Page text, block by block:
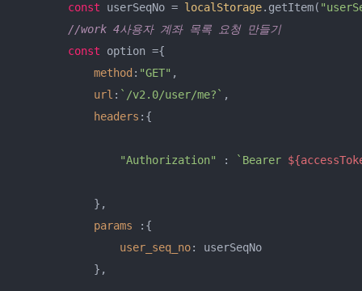
const userSeqNo = localStorage.getItem(
//work 4사용자 계좌 목록 요청 만들기
const option ={
method : "GET" ,
url : `/v2.0/user/me?` ,
headers :{
"Authorization" : `Bearer
            },
params :{
user_seq_no: userSeqNo
            },